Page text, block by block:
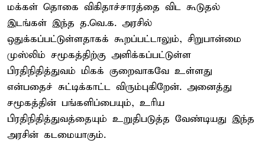
மக்கள் தொகை விகிதாச்சாரத்தை விட கூடுதல்
இடங்கள் இந்த த.வெ.க. அரசில்
ஒதுக்கப்பட்டுள்ளதாகக் கூறப்பட்டாலும், சிறுபான்மை
முஸ்லிம் சமூகத்திற்கு அளிக்கப்பட்டுள்ள
பிரதிநிதித்துவம் மிகக் குறைவாகவே உள்ளது
என்பதைச் சுட்டிக்காட்ட விரும்புகிறேன். அனைத்து
சமூகத்தின் பங்களிப்பையும், உரிய
பிரதிநிதித்துவத்தையும் உறுதிபடுத்த வேண்டியது இந்த
அரசின் கடமையாகும்.